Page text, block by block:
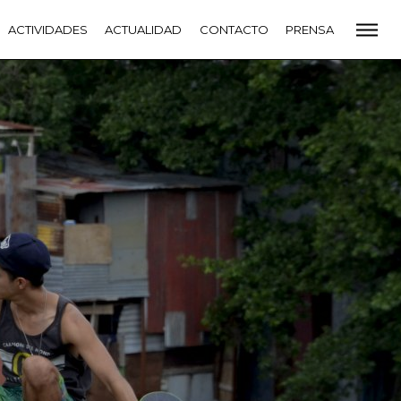
ACTIVIDADES ACTUALIDAD CONTACTO PRENSA
PREMIOS GOYA FUNDACIÓN
CONTACTO
A LA ACADEMIA DE CINE
PRENSA NEWSLETTER